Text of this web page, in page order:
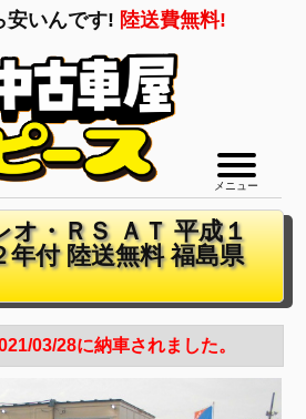
安いんです! 陸送費無料!
メニュー
オ・ＲＳ ＡＴ 平成１
年付 陸送無料 福島県
03/28に納車されました。